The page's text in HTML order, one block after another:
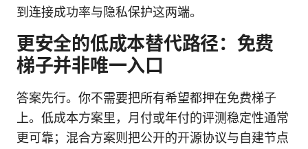
到连接成功率与隐私保护这两端。
更安全的低成本替代路径：免费
梯子并非唯一入口
答案先行。你不需要把所有希望都押在免费梯子
上。低成本方案里，月付或年付的评测稳定性通常
更可靠；混合方案则把公开的开源协议与自建节点